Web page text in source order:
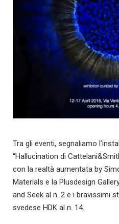
Tra gli eventi, segnaliamo
“Hallucination di
con la realtà aumentata by
Materials e la Plusdesign
and Seek al n. 2 e i bravissimi
svedese HDK al n. 14.